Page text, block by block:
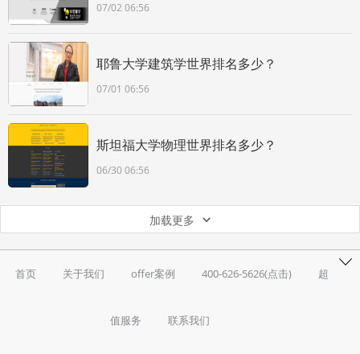
07/02 06:56
耶鲁大学建筑学世界排名多少？
07/01 06:56
斯坦福大学物理世界排名多少？
06/30 06:56
加载更多
首页 关于我们 offer案例 400-626-5626(点击) 超
值服务 联系我们